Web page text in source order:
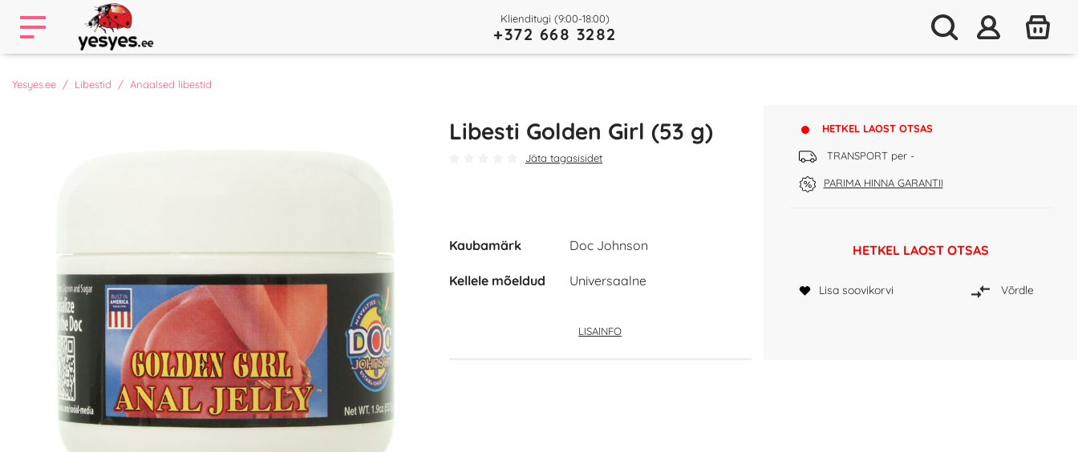
Klienditugi (9:00-18:00)
+372 668 3282
Yesyes.ee Libestid Anaalsed libestid
Libesti Golden Girl (53 g)
Jäta tagasisidet
HETKEL LAOST OTSAS
TRANSPORT per -
PARIMA HINNA GARANTII
Kaubamärk Doc Johnson
Kellele mõeldud Universaalne
LISAINFO
HETKEL LAOST OTSAS
Lisa soovikorvi Võrdle